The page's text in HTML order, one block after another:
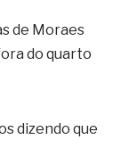
de Moraes
do quarto
dizendo que